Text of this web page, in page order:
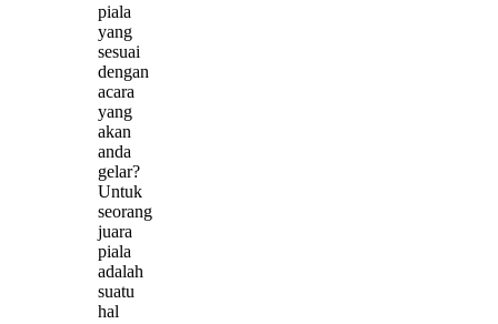
piala
yang
sesuai
dengan
acara
yang
akan
anda
gelar?
Untuk
seorang
juara
piala
adalah
suatu
hal